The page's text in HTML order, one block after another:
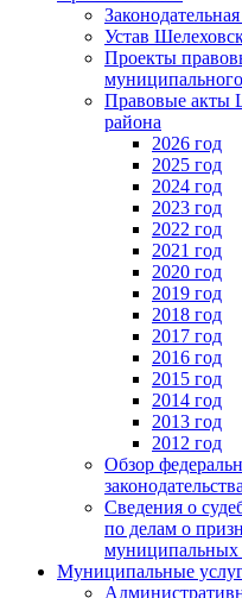
Устав
Проекты
Правовые акты
района
2026 год
2025 год
2024 год
2023 год
2022 год
2021 год
2020 год
2019 год
2018 год
2017 год
2016 год
2015 год
2014 год
2013 год
2012 год
Обзор
законодательства
Сведения о
по делам о
Муниципальные